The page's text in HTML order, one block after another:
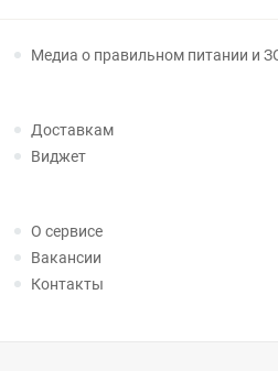
Медиа о правильном питании и
Доставкам
Виджет
О сервисе
Вакансии
Контакты